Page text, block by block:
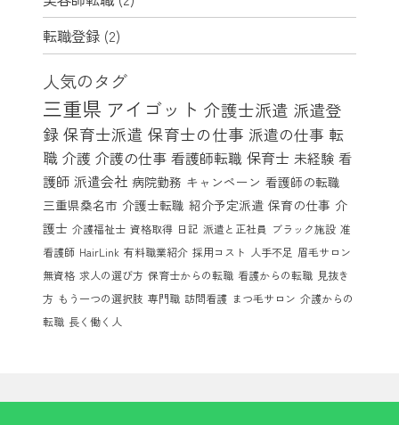
転職登録 (2)
人気のタグ
三重県 アイゴット 介護士派遣 派遣登
録 保育士派遣 保育士の仕事 派遣の仕事 転
職 介護 介護の仕事 看護師転職 保育士 未経験 看
護師 派遣会社 病院勤務 キャンペーン 看護師の転職
三重県桑名市 介護士転職 紹介予定派遣 保育の仕事 介
護士 介護福祉士 資格取得 日記 派遣と正社員 ブラック施設 准
看護師 HairLink 有料職業紹介 採用コスト 人手不足 眉毛サロン
無資格 求人の選び方 保育士からの転職 看護からの転職 見抜き
方 もう一つの選択肢 専門職 訪問看護 まつ毛サロン 介護からの
転職 長く働く人